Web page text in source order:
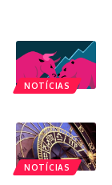
NOTÍCIAS
NOTÍCIAS